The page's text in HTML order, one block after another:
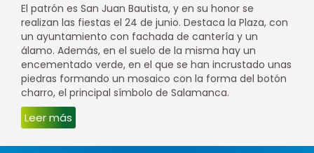
El patrón es San Juan Bautista, y en su honor se
realizan las fiestas el 24 de junio. Destaca la Plaza, con
un ayuntamiento con fachada de cantería y un
álamo. Además, en el suelo de la misma hay un
encementado verde, en el que se han incrustado unas
piedras formando un mosaico con la forma del botón
charro, el principal símbolo de Salamanca.
Leer más